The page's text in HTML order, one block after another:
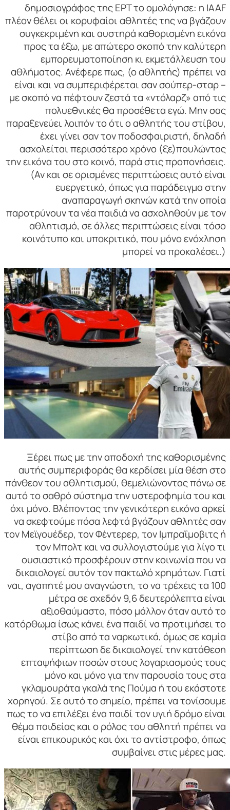
δημοσιογράφος της ΕΡΤ το ομολόγησε: η IAAF
πλέον θέλει οι κορυφαίοι αθλητές της να βγάζουν
συγκεκριμένη και αυστηρά καθορισμένη εικόνα
προς τα έξω, με απώτερο σκοπό την καλύτερη
εμπορευματοποίηση κι εκμετάλλευση του
αθλήματος. Ανέφερε πως, (ο αθλητής) πρέπει να
είναι και να συμπεριφέρεται σαν σούπερ-σταρ –
με σκοπό να πέφτουν ζεστά τα «ντόλαρζ» από τις
πολυεθνικές θα προσέθετα εγώ. Μην σας
παραξενεύει λοιπόν το ότι ο αθλητής του στίβου,
έχει γίνει σαν τον ποδοσφαιριστή, δηλαδή
ασχολείται περισσότερο χρόνο (ξε)πουλώντας
την εικόνα του στο κοινό, παρά στις προπονήσεις.
(Αν και σε ορισμένες περιπτώσεις αυτό είναι
ευεργετικό, όπως για παράδειγμα στην
αναπαραγωγή σκηνών κατά την οποία
παροτρύνουν τα νέα παιδιά να ασχοληθούν με τον
αθλητισμό, σε άλλες περιπτώσεις είναι τόσο
κοινότυπο και υποκριτικό, που μόνο ενόχληση
μπορεί να προκαλέσει.)
Ξέρει πως με την αποδοχή της καθορισμένης
αυτής συμπεριφοράς θα κερδίσει μία θέση στο
πάνθεον του αθλητισμού, θεμελιώνοντας πάνω σε
αυτό το σαθρό σύστημα την υστεροφημία του και
όχι μόνο. Βλέποντας την γενικότερη εικόνα αρκεί
να σκεφτούμε πόσα λεφτά βγάζουν αθλητές σαν
τον Μεϊγουέδερ, τον Φέντερερ, τον Ιμπραΐμοβιτς ή
τον Μπολτ και να συλλογιστούμε για λίγο τι
ουσιαστικό προσφέρουν στην κοινωνία που να
δικαιολογεί αυτόν τον πακτωλό χρημάτων. Γιατί
ναι, αγαπητέ μου αναγνώστη, το να τρέχεις τα 100
μέτρα σε σχεδόν 9,6 δευτερόλεπτα είναι
αξιοθαύμαστο, πόσο μάλλον όταν αυτό το
κατόρθωμα ίσως κάνει ένα παιδί να προτιμήσει το
στίβο από τα ναρκωτικά, όμως σε καμία
περίπτωση δε δικαιολογεί την κατάθεση
επταψήφιων ποσών στους λογαριασμούς τους
μόνο και μόνο για την παρουσία τους στα
γκλαμουράτα γκαλά της Πούμα ή του εκάστοτε
χορηγού. Σε αυτό το σημείο, πρέπει να τονίσουμε
πως το να επιλέξει ένα παιδί τον υγιή δρόμο είναι
θέμα παιδείας και ο ρόλος του αθλητή πρέπει να
είναι επικουρικός και όχι το αντίστροφο, όπως
συμβαίνει στις μέρες μας.